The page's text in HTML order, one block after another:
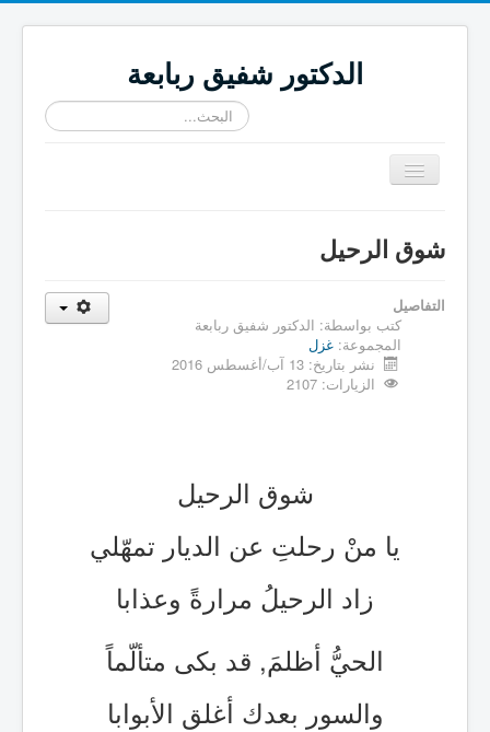
الدكتور شفيق ربابعة
البحث...
تبديل
المتصفح
شوق الرحيل
التفاصيل
كتب بواسطة: الدكتور شفيق ربابعة
المجموعة: غزل
نشر بتاريخ: 13 آب/أغسطس 2016
الزيارات: 2107
شوق الرحيل
يا منْ رحلتِ عن الديار تمهّلي
زاد الرحيلُ مرارةً وعذابا
الحيُّ أظلمَ, قد بكى متألّماً
والسور بعدك أغلق الأبوابا